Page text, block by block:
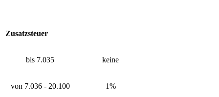
Zusatzsteuer
bis 7.035 keine
von 7.036 - 20.100 1%